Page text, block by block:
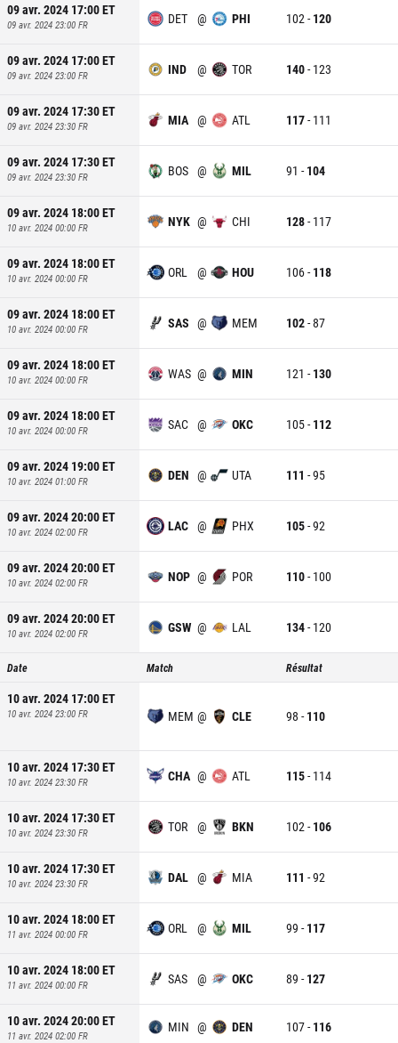
09 avr. 2024 17:00ET
09 avr. 2024 23:00 FR DET @ PHI 102- 120
09 avr. 2024 17:00ET
09 avr. 2024 23:00 FR IND @ TOR 140- 123
09 avr. 2024 17:30ET
09 avr. 2024 23:30 FR MIA @ ATL 117- 111
09 avr. 2024 17:30ET
09 avr. 2024 23:30 FR BOS @ MIL 91 - 104
09 avr. 2024 18:00ET
10 avr. 2024 00:00 FR NYK @ CHI 128- 117
09 avr. 2024 18:00ET
10 avr. 2024 00:00 FR ORL @ HOU 106- 118
09 avr. 2024 18:00ET
10 avr. 2024 00:00 FR SAS @ MEM 102-87
09 avr. 2024 18:00ET
10 avr. 2024 00:00 FR WAS @ MIN 121 - 130
09 avr. 2024 18:00ET
10 avr. 2024 00:00 FR SAC @ OKC 105- 112
09 avr. 2024 19:00ET
10 avr. 2024 01:00 FR DEN @ UTA 111 -95
09 avr. 2024 20:00ET
10 avr. 2024 02:00 FR LAC @ PHX 105-92
09 avr. 2024 20:00ET
10 avr. 2024 02:00 FR NOP @ POR 110- 100
09 avr. 2024 20:00ET
10 avr. 2024 02:00 FR GSW @ LAL 134- 120
Date Match Résultat
10 avr. 2024 17:00ET
10 avr. 2024 23:00 FR MEM @ CLE 98 - 110
10 avr. 2024 17:30ET
10 avr. 2024 23:30 FR CHA @ ATL 115- 114
10 avr. 2024 17:30ET
10 avr. 2024 23:30 FR TOR @ BKN 102- 106
10 avr. 2024 17:30ET
10 avr. 2024 23:30 FR DAL @ MIA 111 -92
10 avr. 2024 18:00ET
11 avr. 2024 00:00 FR ORL @ MIL 99 - 117
10 avr. 2024 18:00ET
11 avr. 2024 00:00 FR SAS @ OKC 89 - 127
10 avr. 2024 20:00ET
11 avr. 2024 02:00 FR
MIN @ DEN 107- 116